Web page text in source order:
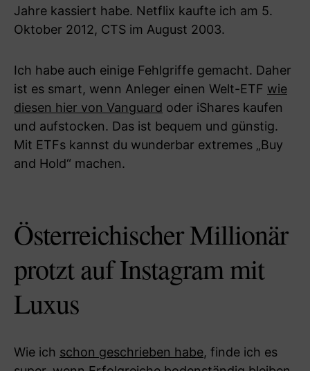
Jahre kassiert habe. Netflix kaufte ich am 5.
Oktober 2012, CTS im August 2003.
Ich habe auch einige Fehlgriffe gemacht. Daher
ist es smart, wenn Anleger einen Welt-ETF wie
diesen hier von Vanguard oder iShares kaufen
und aufstocken. Das ist bequem und günstig.
Mit ETFs kannst du wunderbar extremes „Buy
and Hold“ machen.
Österreichischer Millionär
protzt auf Instagram mit
Luxus
Wie ich schon geschrieben habe, finde ich es